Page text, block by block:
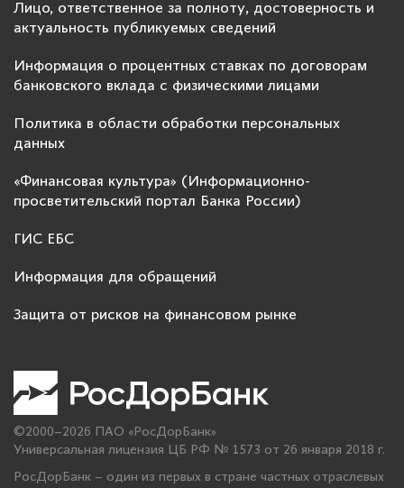
Лицо, ответственное за полноту, достоверность и
актуальность публикуемых сведений
Информация о процентных ставках по договорам
банковского вклада с физическими лицами
Политика в области обработки персональных
данных
«Финансовая культура» (Информационно-
просветительский портал Банка России)
ГИС ЕБС
Информация для обращений
Защита от рисков на финансовом рынке
©2000–2026 ПАО «РосДорБанк»
Универсальная лицензия ЦБ РФ № 1573 от 26 января 2018 г.
РосДорБанк – один из первых в стране частных отраслевых